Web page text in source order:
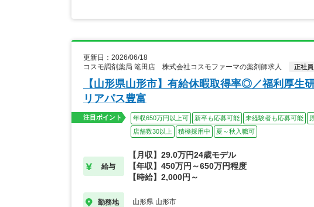
更新日：2026/06/18
コスモ調剤薬局 篭田店 株式会社コスモファーマの薬剤師求人
正社員
【山形県山形市】有給休暇取得率◎／福利厚生
リアパス豊富
注目ポイント 年収650万円以上可 新卒も応募可能 未経験者も応募可能
店舗数30以上
積極採用中 夏～秋入職可
給与
【月収】29.0万円24歳モデル
【年収】450万円～650万円程度
【時給】2,000円～
勤務地 山形県 山形市